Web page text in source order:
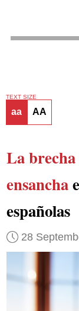
TEXT SIZE
aa AA
La brecha
ensancha
españolas
28